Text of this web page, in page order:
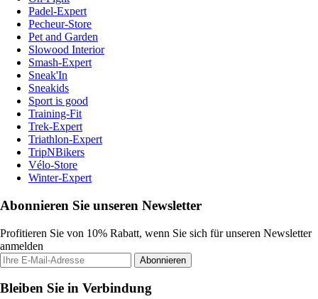
Padel-Expert
Pecheur-Store
Pet and Garden
Slowood Interior
Smash-Expert
Sneak'In
Sneakids
Sport is good
Training-Fit
Trek-Expert
Triathlon-Expert
TripNBikers
Vélo-Store
Winter-Expert
Abonnieren Sie unseren Newsletter
Profitieren Sie von 10% Rabatt, wenn Sie sich für unseren Newsletter
anmelden
Abonnieren
Bleiben Sie in Verbindung